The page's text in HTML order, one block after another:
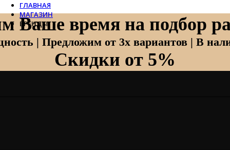
Ваше время на подбор
| Предложим от 3х вариантов | В
Скидки от 5%
ГЛАВНАЯ
МАГАЗИН
БРЕНДЫ
Zehnder
Zehnder Charleston
Loten